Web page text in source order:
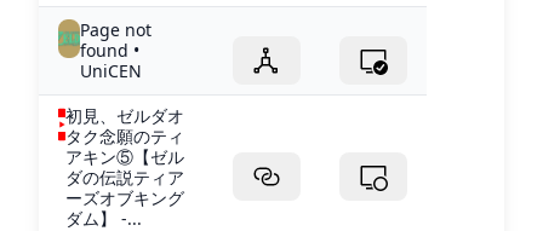
Page not
found •
UniCEN
初見、ゼルダオ
タク念願のティ
アキン⑤【ゼル
ダの伝説ティア
ーズオブキング
ダム】 -...